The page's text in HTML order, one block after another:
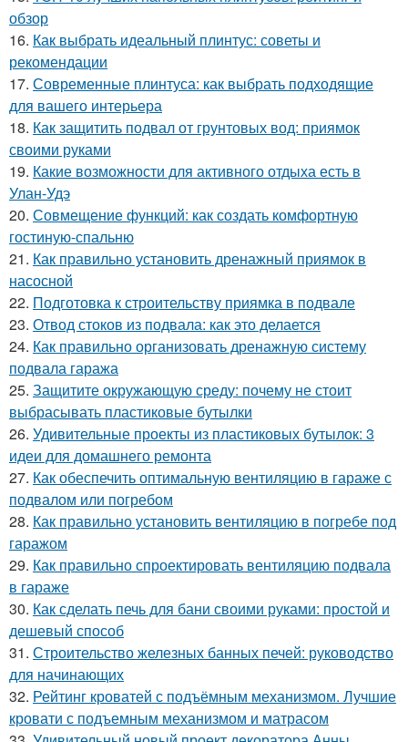
обзор
16. Как выбрать идеальный плинтус: советы и
рекомендации
17. Современные плинтуса: как выбрать подходящие
для вашего интерьера
18. Как защитить подвал от грунтовых вод: приямок
своими руками
19. Какие возможности для активного отдыха есть в
Улан-Удэ
20. Совмещение функций: как создать комфортную
гостиную-спальню
21. Как правильно установить дренажный приямок в
насосной
22. Подготовка к строительству приямка в подвале
23. Отвод стоков из подвала: как это делается
24. Как правильно организовать дренажную систему
подвала гаража
25. Защитите окружающую среду: почему не стоит
выбрасывать пластиковые бутылки
26. Удивительные проекты из пластиковых бутылок: 3
идеи для домашнего ремонта
27. Как обеспечить оптимальную вентиляцию в гараже с
подвалом или погребом
28. Как правильно установить вентиляцию в погребе под
гаражом
29. Как правильно спроектировать вентиляцию подвала
в гараже
30. Как сделать печь для бани своими руками: простой и
дешевый способ
31. Строительство железных банных печей: руководство
для начинающих
32. Рейтинг кроватей с подъёмным механизмом. Лучшие
кровати с подъемным механизмом и матрасом